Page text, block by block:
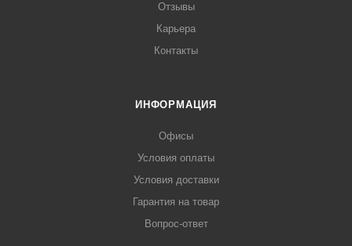
Отзывы
Карьера
Контакты
ИНФОРМАЦИЯ
Офисы
Условия оплаты
Условия доставки
Гарантия на товар
Вопрос-ответ